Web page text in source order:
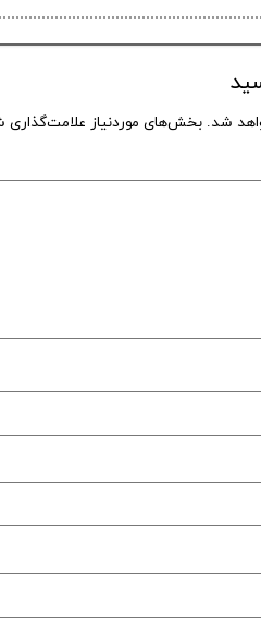
شد. بخش‌های موردنیاز علامت‌گذاری